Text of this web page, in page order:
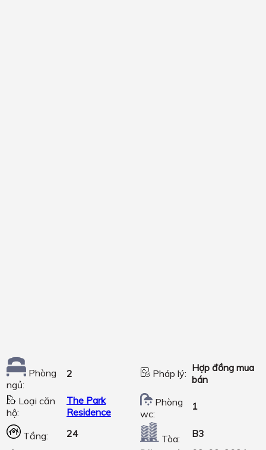
Phòng
ngủ:
2 Pháp lý: Hợp đồng mua
bán
Loại căn
hộ:
The Park
Residence
Phòng
wc:
1
Tầng: 24 Tòa:
B3